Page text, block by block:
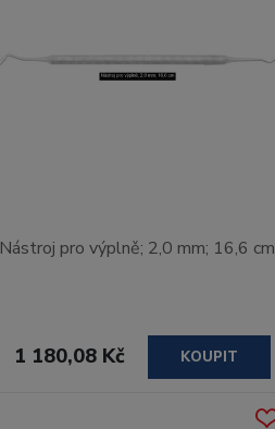
Nástroj pro výplně; 2,0 mm; 16,6 cm
1 180,08 Kč KOUPIT